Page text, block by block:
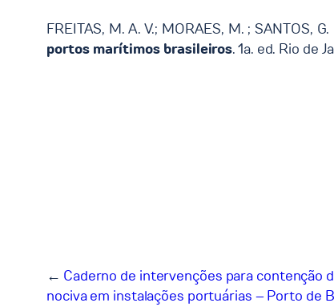
FREITAS, M. A. V.; MORAES, M. ; SANTOS,
portos marítimos brasileiros. 1a. ed. Rio de
← Caderno de intervenções para contenção
nociva em instalações portuárias – Porto de